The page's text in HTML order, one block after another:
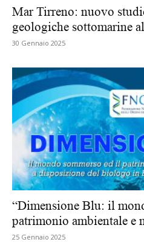
Mar Tirreno: nuovo
geologiche sottomarine
30 Gennaio 2025
“Dimensione Blu: il
patrimonio ambientale e
25 Gennaio 2025